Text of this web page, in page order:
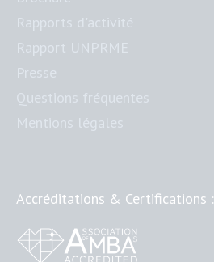
Accréditations & Certifications :